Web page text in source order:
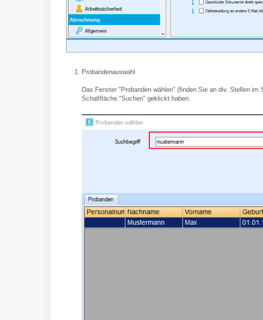
Probandenauswahl
Das Fenster "Probanden wählen" (finden Sie an div. Stellen
Schaltfläche "Suchen" geklickt haben.